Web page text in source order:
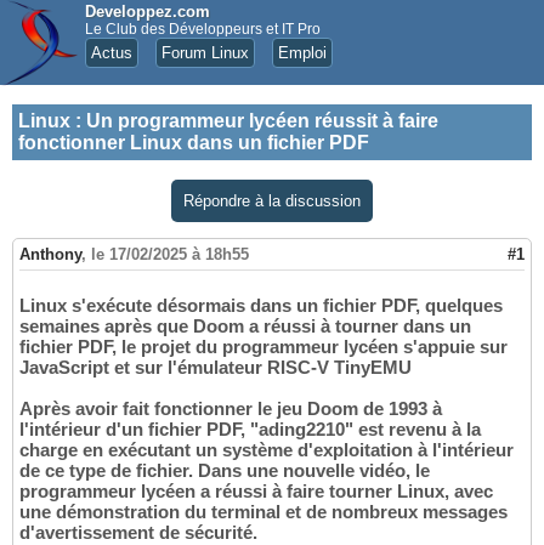
Developpez.com
Le Club des Développeurs et IT Pro
Actus Forum Linux Emploi
Linux : Un programmeur lycéen réussit à faire
fonctionner Linux dans un fichier PDF
Répondre à la discussion
Anthony, le 17/02/2025 à 18h55 #1
Linux s'exécute désormais dans un fichier PDF, quelques
semaines après que Doom a réussi à tourner dans un
fichier PDF, le projet du programmeur lycéen s'appuie sur
JavaScript et sur l'émulateur RISC-V TinyEMU
Après avoir fait fonctionner le jeu Doom de 1993 à
l'intérieur d'un fichier PDF, "ading2210" est revenu à la
charge en exécutant un système d'exploitation à l'intérieur
de ce type de fichier. Dans une nouvelle vidéo, le
programmeur lycéen a réussi à faire tourner Linux, avec
une démonstration du terminal et de nombreux messages
d'avertissement de sécurité.